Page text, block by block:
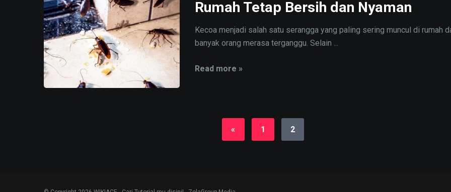
Rumah Tetap Bersih dan Nyaman
Kecoa menjadi salah satu serangga yang paling sering muncul di rumah
banyak orang merasa terganggu. Selain ...
Read more »
« 1 2